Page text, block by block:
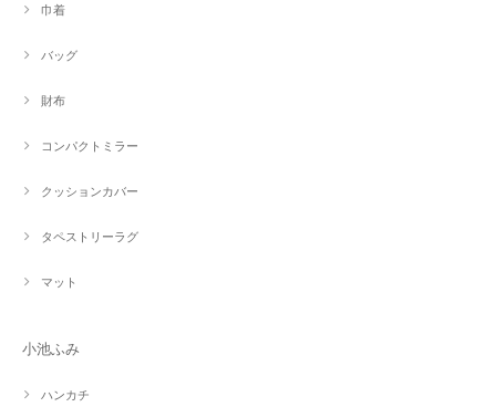
巾着
バッグ
財布
コンパクトミラー
クッションカバー
タペストリーラグ
マット
小池ふみ
ハンカチ